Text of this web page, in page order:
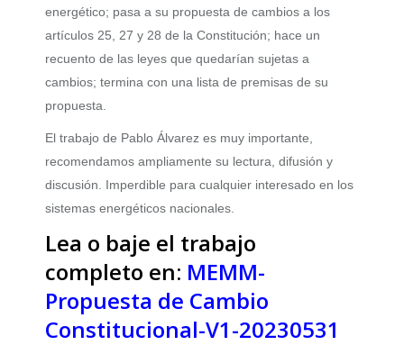
energético; pasa a su propuesta de cambios a los
artículos 25, 27 y 28 de la Constitución; hace un
recuento de las leyes que quedarían sujetas a
cambios; termina con una lista de premisas de su
propuesta.
El trabajo de Pablo Álvarez es muy importante,
recomendamos ampliamente su lectura, difusión y
discusión. Imperdible para cualquier interesado en los
sistemas energéticos nacionales.
Lea o baje el trabajo
completo en: MEMM-
Propuesta de Cambio
Constitucional-V1-20230531